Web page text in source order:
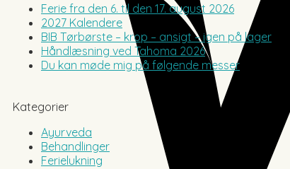
Ferie fra den 6. til den 17. august 2026
2027 Kalendere
BIB Tørbørste – krop – ansigt – igen på lager
Håndlæsning ved Tahoma 2026
Du kan møde mig på følgende messer
Kategorier
Ayurveda
Behandlinger
Ferielukning